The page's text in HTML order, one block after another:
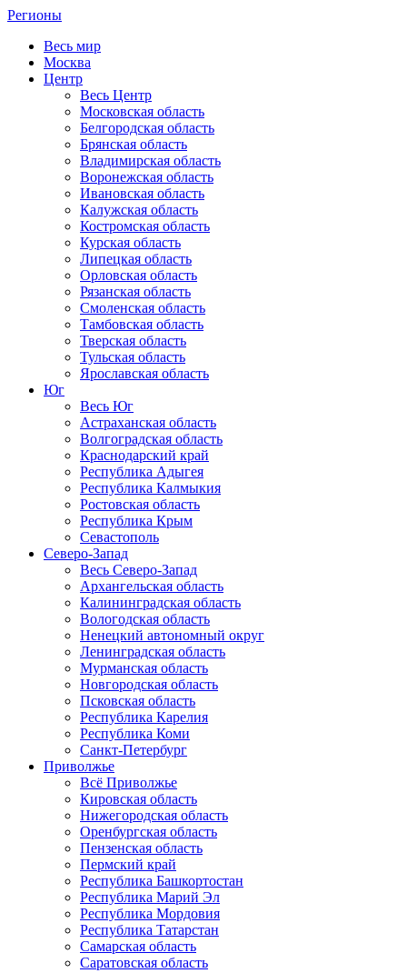
Регионы
Весь мир
Москва
Центр
Весь Центр
Московская область
Белгородская область
Брянская область
Владимирская область
Воронежская область
Ивановская область
Калужская область
Костромская область
Курская область
Липецкая область
Орловская область
Рязанская область
Смоленская область
Тамбовская область
Тверская область
Тульская область
Ярославская область
Юг
Весь Юг
Астраханская область
Волгоградская область
Краснодарский край
Республика Адыгея
Республика Калмыкия
Ростовская область
Республика Крым
Севастополь
Северо-Запад
Весь Северо-Запад
Архангельская область
Калининградская область
Вологодская область
Ненецкий автономный округ
Ленинградская область
Мурманская область
Новгородская область
Псковская область
Республика Карелия
Республика Коми
Санкт-Петербург
Приволжье
Всё Приволжье
Кировская область
Нижегородская область
Оренбургская область
Пензенская область
Пермский край
Республика Башкортостан
Республика Марий Эл
Республика Мордовия
Республика Татарстан
Самарская область
Саратовская область